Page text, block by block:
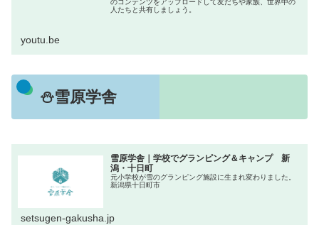
のコンテンツをアップロードして友だちや家族、世界中の
人たちと共有しましょう。
youtu.be
⛄雪原学舎
雪原学舎｜学校でグランピング＆キャンプ 新
潟・十日町
元小学校が雪のグランピング施設に生まれ変わりました。
新潟県十日町市
setsugen-gakusha.jp